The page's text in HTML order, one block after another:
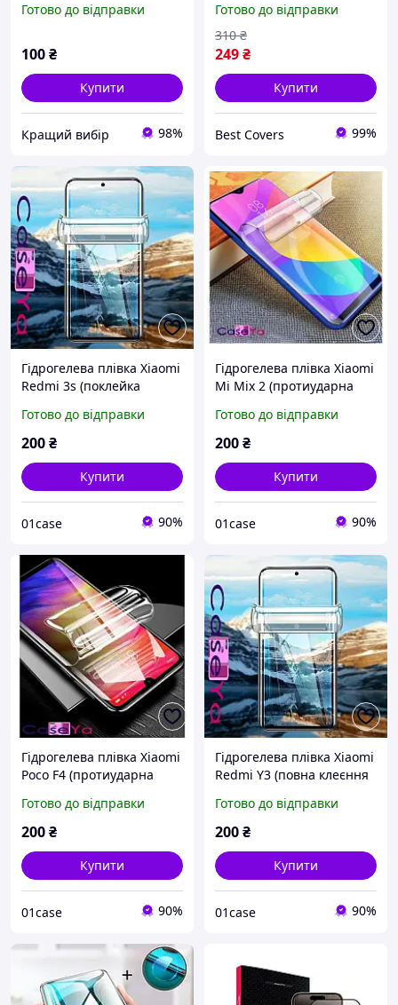
Готово до відправки
100₴
Купити
Кращий вибір 98%
індивідуальним
замовленням
Готово до відправки
249₴
310 ₴
Купити
Best Covers 99%
Гідрогелева плівка Xiaomi
Redmi 3s (поклейка
телефона)
Готово до відправки
200₴
Купити
01case 90%
Гідрогелева плівка Xiaomi
Mi Mix 2 (протиударна
телефона)
Готово до відправки
200₴
Купити
01case 90%
Гідрогелева плівка Xiaomi
Poco F4 (протиударна
екран телефона)
Готово до відправки
200₴
Купити
01case 90%
Гідрогелева плівка Xiaomi
Redmi Y3 (повна клеєння
Готово до відправки
200₴
Купити
01case 90%